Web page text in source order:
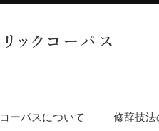
コーパスについて 修辞技法